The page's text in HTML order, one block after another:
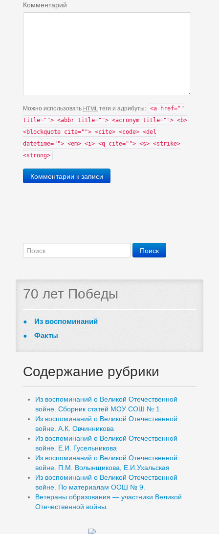
Комментарий
Можно использовать HTML теги и адрибуты: <a href=""
title=""> <abbr title=""> <acronym title=""> <b>
<blockquote cite=""> <cite> <code> <del
datetime=""> <em> <i> <q cite=""> <s> <strike>
<strong>
Комментарии к записи
70 лет Победы
Из воспоминаний
Факты
Содержание рубрики
Из воспоминаний о Великой Отечественной
войне. Сборник статей МОУ СОШ № 1.
Из воспоминаний о Великой Отечественной
войне. А.К. Овчинникова
Из воспоминаний о Великой Отечественной
войне. Е.И. Гусельникова
Из воспоминаний о Великой Отечественной
войне. П.М. Волынщикова, Е.И.Ухальская
Из воспоминаний о Великой Отечественной
войне. По материалам ООШ № 9.
Ветераны образования — участники Великой
Отечественной войны.